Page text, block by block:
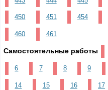
450 451 454
460 461
Самостоятельные работы
6 7 8 9
14 15 16 17